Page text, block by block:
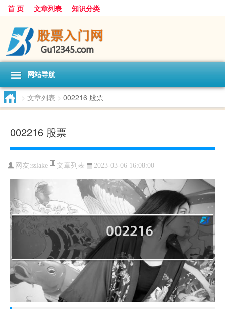
首 页 文章列表 知识分类
网站导航
> 文章列表 > 002216 股票
002216 股票
网友:sslake 文章列表 2023-03-06 16:08:00